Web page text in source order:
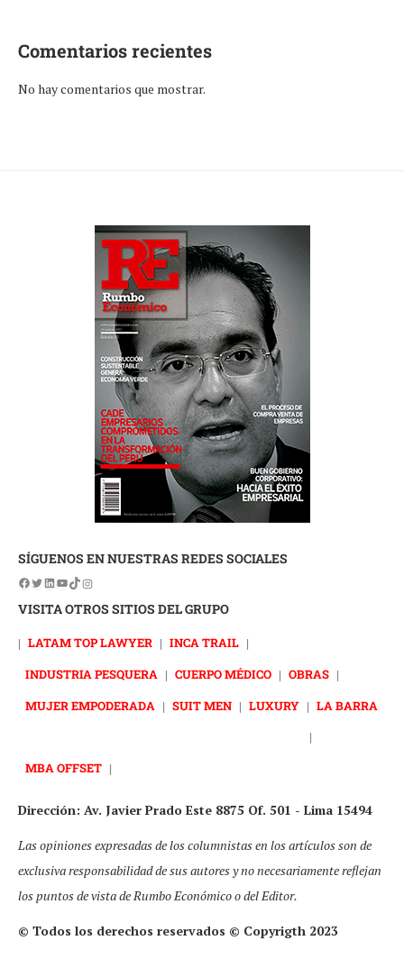
Comentarios recientes
No hay comentarios que mostrar.
SÍGUENOS EN NUESTRAS REDES SOCIALES
VISITA OTROS SITIOS DEL GRUPO
| LATAM TOP LAWYER | INCA TRAIL |
INDUSTRIA PESQUERA | CUERPO MÉDICO | OBRAS |
MUJER EMPODERADA | SUIT MEN | LUXURY | LA BARRA
|
MBA OFFSET |
Dirección: Av. Javier Prado Este 8875 Of. 501 - Lima 15494
Las opiniones expresadas de los columnistas en los artículos son de
exclusiva responsabilidad de sus autores y no necesariamente reflejan
los puntos de vista de Rumbo Económico o del Editor.
© Todos los derechos reservados © Copyrigth 2023